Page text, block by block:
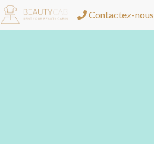
Contactez-nous